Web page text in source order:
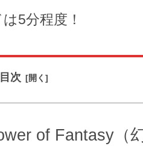
5分程度！
目次
of Fantasy（